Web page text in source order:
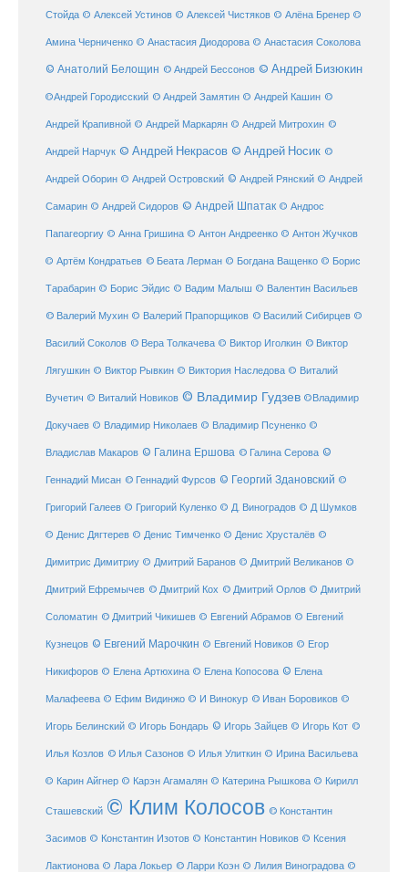
Стойда © Алексей Устинов © Алексей Чистяков © Алёна Бренер ©
Амина Черниченко © Анастасия Диодорова © Анастасия Соколова
© Анатолий Белощин © Андрей Бессонов © Андрей Бизюкин
©Андрей Городисский © Андрей Замятин © Андрей Кашин ©
Андрей Крапивной © Андрей Маркарян © Андрей Митрохин ©
Андрей Нарчук © Андрей Некрасов © Андрей Носик ©
Андрей Оборин © Андрей Островский © Андрей Рянский © Андрей
Самарин © Андрей Сидоров © Андрей Шпатак © Андрос
Папагеоргиу © Анна Гришина © Антон Андреенко © Антон Жучков
© Артём Кондратьев © Беата Лерман © Богдана Ващенко © Борис
Тарабарин © Борис Эйдис © Вадим Малыш © Валентин Васильев
© Валерий Мухин © Валерий Прапорщиков © Василий Сибирцев ©
Василий Соколов © Вера Толкачева © Виктор Иголкин © Виктор
Лягушкин © Виктор Рывкин © Виктория Наследова © Виталий
Вучетич © Виталий Новиков © Владимир Гудзев ©Владимир
Докучаев © Владимир Николаев © Владимир Псуненко ©
Владислав Макаров © Галина Ершова © Галина Серова ©
Геннадий Мисан © Геннадий Фурсов © Георгий Здановский ©
Григорий Галеев © Григорий Куленко © Д. Виноградов © Д Шумков
© Денис Дягтерев © Денис Тимченко © Денис Хрусталёв ©
Димитрис Димитриу © Дмитрий Баранов © Дмитрий Великанов ©
Дмитрий Ефремычев © Дмитрий Кох © Дмитрий Орлов © Дмитрий
Соломатин © Дмитрий Чикишев © Евгений Абрамов © Евгений
Кузнецов © Евгений Марочкин © Евгений Новиков © Егор
Никифоров © Елена Артюхина © Елена Копосова © Елена
Малафеева © Ефим Видинжо © И Винокур © Иван Боровиков ©
Игорь Белинский © Игорь Бондарь © Игорь Зайцев © Игорь Кот ©
Илья Козлов © Илья Сазонов © Илья Улиткин © Ирина Васильева
© Карин Айгнер © Карэн Агамалян © Катерина Рышкова © Кирилл
Сташевский © Клим Колосов © Константин
Засимов © Константин Изотов © Константин Новиков © Ксения
Лактионова © Лара Локьер © Ларри Коэн © Лилия Виноградова ©